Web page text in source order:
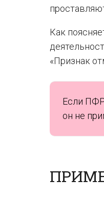
Как
«Признак
Если ПФР
он не